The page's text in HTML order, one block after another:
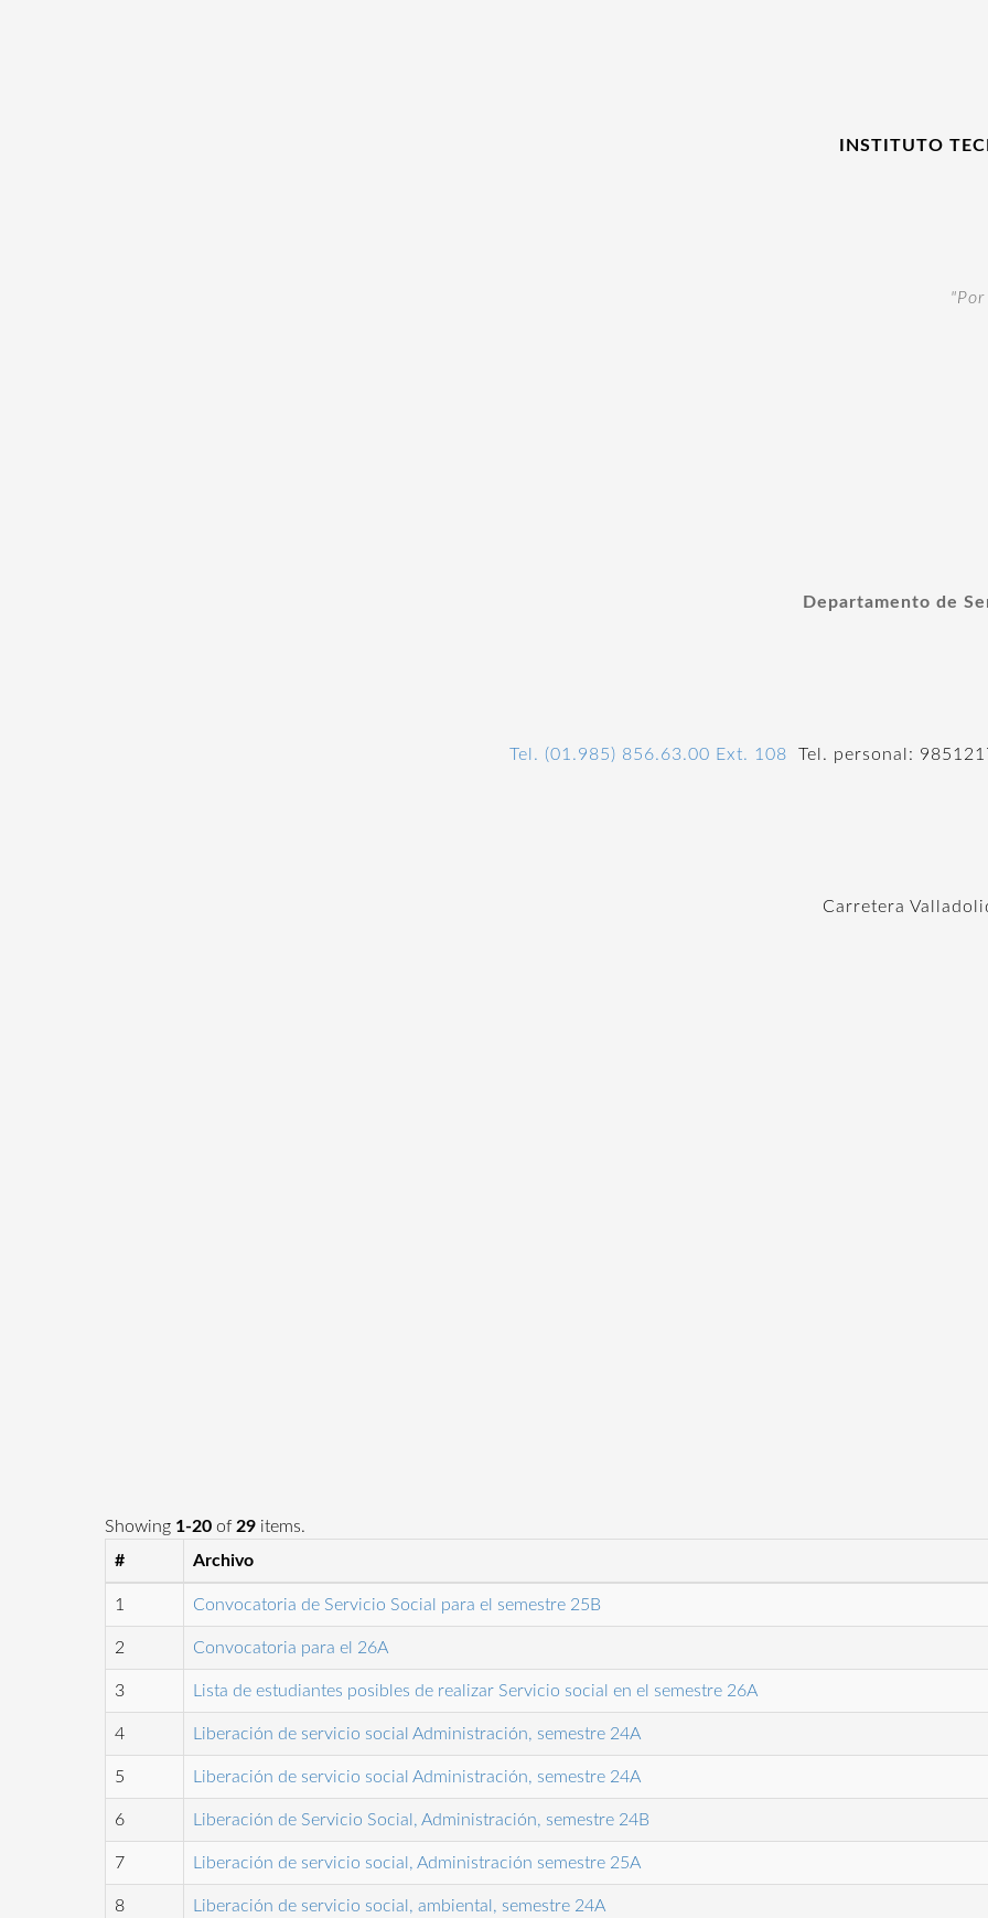
INSTITUTO
Departamento de
Tel. (01.985) 856.63.00 Ext. 108 Tel. personal:
Carretera
Showing 1-20of 29items.
#
Archivo
1 Convocatoria de Servicio Social para el semestre 25B
2 Convocatoria para el 26A
3 Lista de estudiantes posibles de realizar Servicio social en el semestre 26A
4 Liberación de servicio social Administración, semestre 24A
5 Liberación de servicio social Administración, semestre 24A
6 Liberación de Servicio Social, Administración, semestre 24B
7 Liberación de servicio social, Administración semestre 25A
8 Liberación de servicio social, ambiental, semestre 24A